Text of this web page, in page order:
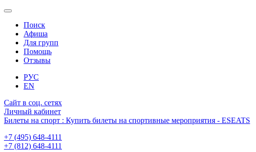
Поиск
Афиша
Для групп
Помощь
Отзывы
РУС
EN
Сайт в соц. сетях
Личный кабинет
Билеты на спорт : Купить билеты на спортивные мероприятия - ESEATS
+7 (495) 648-4111
+7 (812) 648-4111